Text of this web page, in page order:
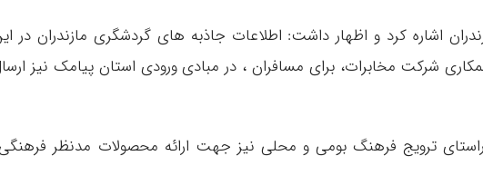
اشاره کرد و اظهار داشت: اطلاعات جاذبه های گردشگری مازندران در
شرکت مخابرات، برای مسافران ، در مبادی ورودی استان پیامک نیز
ترویج فرهنگ بومی و محلی نیز جهت ارائه محصولات مدنظر